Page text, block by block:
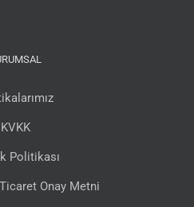
KVKK
Politikası
Ticaret Onay Metni